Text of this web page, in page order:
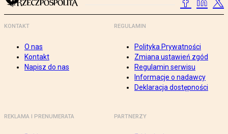
KONTAKT
O nas
Kontakt
Napisz do nas
REGULAMIN
Polityka Prywatności
Zmiana ustawień zgód
Regulamin serwisu
Informacje o nadawcy
Deklaracja dostępności
REKLAMA I PRENUMERATA PARTNERZY